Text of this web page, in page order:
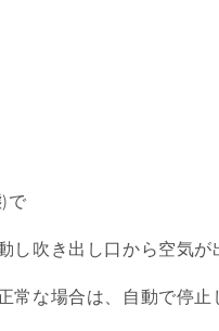
で
吹き出し口から空気が
な場合は、自動で停止